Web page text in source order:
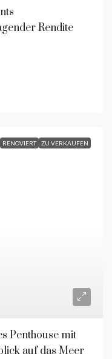
Rendite
RENOVIERT ZU VERKAUFEN
Penthouse mit
auf das Meer